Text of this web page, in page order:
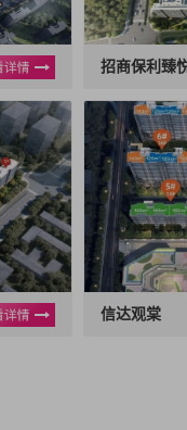
招商保利臻
11
信达观棠